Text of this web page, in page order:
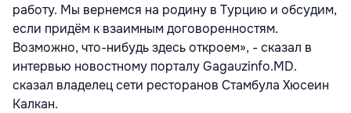
работу. Мы вернемся на родину в Турцию и обсудим,
если придём к взаимным договоренностям.
Возможно, что-нибудь здесь откроем», - сказал в
интервью новостному порталу Gagauzinfo.MD.
сказал владелец сети ресторанов Стамбула Хюсеин
Калкан.